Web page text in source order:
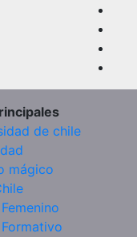
de chile
mágico